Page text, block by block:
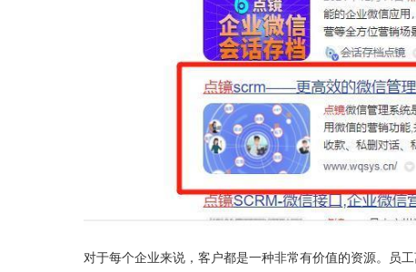
对于每个企业来说，客户都是一种非常有价值的资源。员